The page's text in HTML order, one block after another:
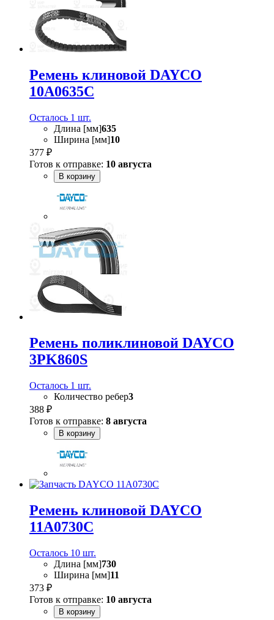
Ремень клиновой DAYCO
10A0635C
Осталось 1 шт.
Длина [мм]635
Ширина [мм]10
377 ₽
Готов к отправке: 10 августа
В корзину
Ремень поликлиновой DAYCO
3PK860S
Осталось 1 шт.
Количество ребер3
388 ₽
Готов к отправке: 8 августа
В корзину
Ремень клиновой DAYCO
11A0730C
Осталось 10 шт.
Длина [мм]730
Ширина [мм]11
373 ₽
Готов к отправке: 10 августа
В корзину